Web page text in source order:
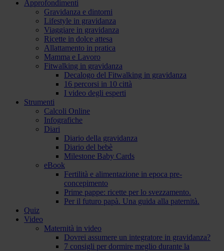
Approfondimenti
Gravidanza e dintorni
Lifestyle in gravidanza
Viaggiare in gravidanza
Ricette in dolce attesa
Allattamento in pratica
Mamma e Lavoro
Fitwalking in gravidanza
Decalogo del Fitwalking in gravidanza
16 percorsi in 10 città
I video degli esperti
Strumenti
Calcoli Online
Infografiche
Diari
Diario della gravidanza
Diario del bebè
Milestone Baby Cards
eBook
Fertilità e alimentazione in epoca pre-
concepimento
Prime pappe: ricette per lo svezzamento.
Per il futuro papà. Una guida alla paternità.
Quiz
Video
Maternità in video
Dovrei assumere un integratore in gravidanza?
7 consigli per dormire meglio durante la